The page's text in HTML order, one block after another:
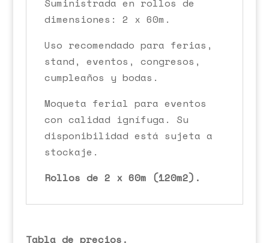
dimensiones: 2 x 60m.
Uso recomendado para ferias,
stand, eventos, congresos,
cumpleaños y bodas.
Moqueta ferial para eventos
con calidad ignífuga. Su
disponibilidad está sujeta a
stockaje.
Rollos de 2 x 60m (120m2).
Tabla de precios.